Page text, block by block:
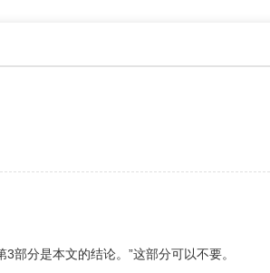
部分是本文的结论。”这部分可以不要。